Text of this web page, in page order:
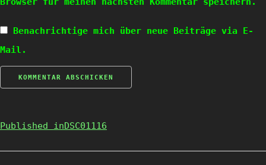
Benachrichtige mich über neue Beiträge via E-
Mail.
Published inDSC01116